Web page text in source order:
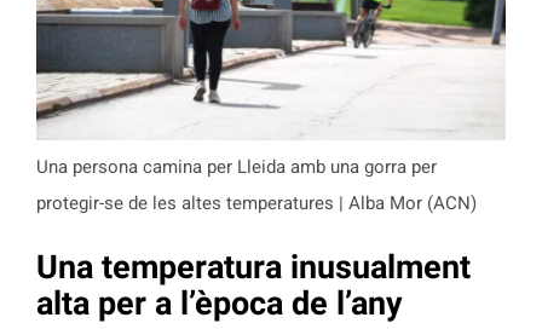
Una persona camina per Lleida amb una gorra per
protegir-se de les altes temperatures | Alba Mor (ACN)
Una temperatura inusualment
alta per a l’època de l’any